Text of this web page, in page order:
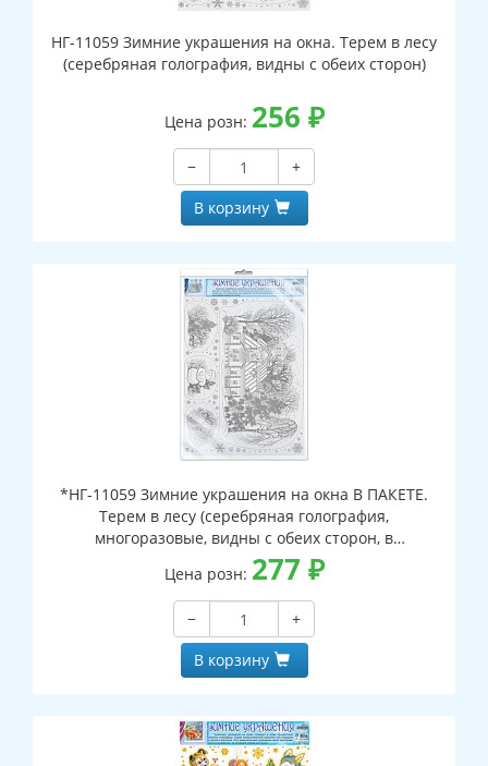
НГ-11059 Зимние украшения на окна. Терем в лесу
(серебряная голография, видны с обеих сторон)
Цена розн: 256 ₽
−
+
В корзину
*НГ-11059 Зимние украшения на окна В ПАКЕТЕ.
Терем в лесу (серебряная голография,
многоразовые, видны с обеих сторон, в
индивидуальном пакете, с европодвесом и клеевым
клапаном)
Цена розн: 277 ₽
−
+
В корзину